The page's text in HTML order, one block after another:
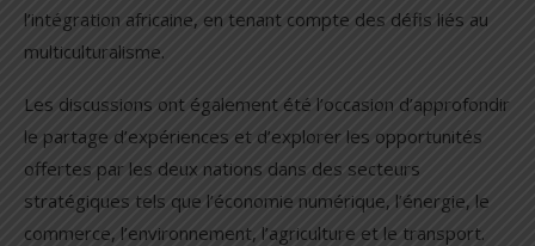
l’intégration africaine, en tenant compte des défis liés au
multiculturalisme.
Les discussions ont également été l’occasion d’approfondir
le partage d’expériences et d’explorer les opportunités
offertes par les deux nations dans des secteurs
stratégiques tels que l’économie numérique, l’énergie, le
commerce, l’environnement, l’agriculture et le transport.